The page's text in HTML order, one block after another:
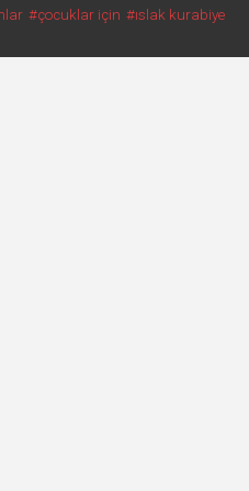
çocuklar için ıslak kurabiye